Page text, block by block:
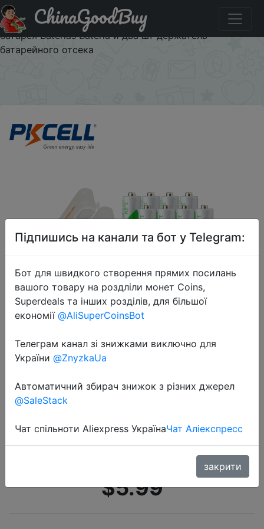
Придбати по акціи 8 шт. PKCELL AAA аккумуляторная
батарея Ni-MH 1,2 V 3A 600 mah аккумуляторная
батарея Baterias Bateria и два шт держатель
батарейного отсека
ChinaGoodBuy
2020-07-31
батарея Ni-MH 1,2 V 3A 600 mah
аккумуляторная батарея Baterias
Bateria и два шт держатель
батарейного отсека
$5.99
Підпишись на канали та бот у Telegram:
Бот для швидкого створення прямих посилань
вашого товару на роздліли монет Coins,
Superdeals та інших розділів, для більшої
економії @AliSuperCoinsBot
Телеграм канал зі знижками виключно для
України @ZnyzkaUa
Автоматичний збирач знижок з різних джерел
@SaleStack
Чат спільноти Aliexpress УкраїнаЧат Аліекспресс
закрити